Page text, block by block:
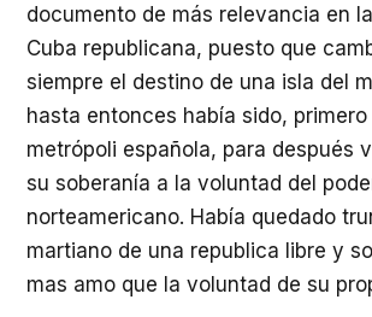
documento de más relevancia en
Cuba republicana, puesto que
siempre el destino de una isla del
hasta entonces había sido,
metrópoli española, para después
su soberanía a la voluntad del
norteamericano. Había quedado
martiano de una republica libre y
mas amo que la voluntad de su